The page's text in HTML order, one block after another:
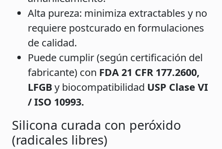
Alta pureza: minimiza extractables y no
requiere postcurado en formulaciones
de calidad.
Puede cumplir (según certificación del
fabricante) con FDA 21 CFR 177.2600,
LFGBy biocompatibilidad USP Clase VI
/ ISO 10993.
Silicona curada con peróxido
(radicales libres)